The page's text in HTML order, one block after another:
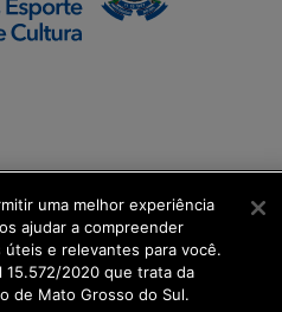
uma melhor experiência
ajudar a compreender
úteis e relevantes para você.
15.572/2020 que trata da
de Mato Grosso do Sul.